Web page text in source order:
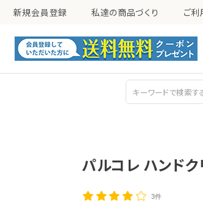
新規会員登録 私達の商品づくり ご利
パルコレ ハンド
3件